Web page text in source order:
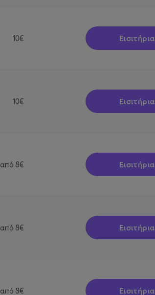
10€ Εισιτήρια
10€ Εισιτήρια
από 8€ Εισιτήρια
από 8€ Εισιτήρια
από 8€ Εισιτήρια